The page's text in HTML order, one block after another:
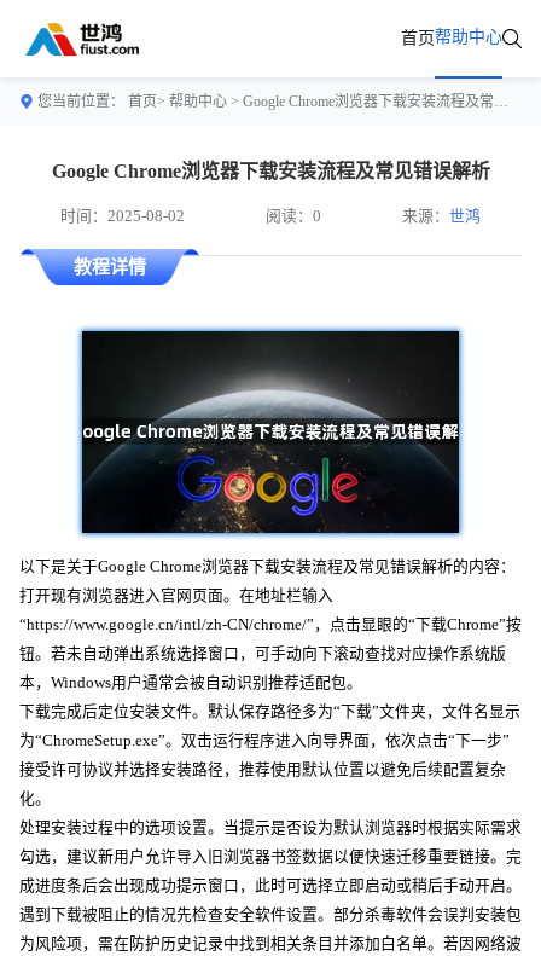
首页帮助中心
您当前位置： 首页> 帮助中心 > Google Chrome浏览器下载安装流程及常见错误解析
Google Chrome浏览器下载安装流程及常见错误解析
时间：2025-08-02 阅读：0 来源：世鸿
教程详情
以下是关于Google Chrome浏览器下载安装流程及常见错误解析的内容：
打开现有浏览器进入官网页面。在地址栏输入
“https://www.google.cn/intl/zh-CN/chrome/”，点击显眼的“下载Chrome”按
钮。若未自动弹出系统选择窗口，可手动向下滚动查找对应操作系统版
本，Windows用户通常会被自动识别推荐适配包。
下载完成后定位安装文件。默认保存路径多为“下载”文件夹，文件名显示
为“ChromeSetup.exe”。双击运行程序进入向导界面，依次点击“下一步”
接受许可协议并选择安装路径，推荐使用默认位置以避免后续配置复杂
化。
处理安装过程中的选项设置。当提示是否设为默认浏览器时根据实际需求
勾选，建议新用户允许导入旧浏览器书签数据以便快速迁移重要链接。完
成进度条后会出现成功提示窗口，此时可选择立即启动或稍后手动开启。
遇到下载被阻止的情况先检查安全软件设置。部分杀毒软件会误判安装包
为风险项，需在防护历史记录中找到相关条目并添加白名单。若因网络波